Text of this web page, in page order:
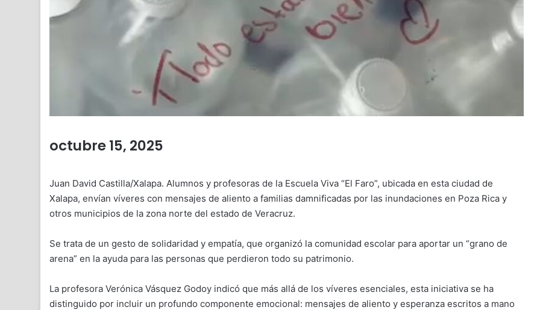
octubre 15, 2025
Juan David Castilla/Xalapa. Alumnos y profesoras de la Escuela Viva “El Faro”, ubicada en esta ciudad de
Xalapa, envían víveres con mensajes de aliento a familias damnificadas por las inundaciones en Poza Rica y
otros municipios de la zona norte del estado de Veracruz.
Se trata de un gesto de solidaridad y empatía, que organizó la comunidad escolar para aportar un “grano de
arena” en la ayuda para las personas que perdieron todo su patrimonio.
La profesora Verónica Vásquez Godoy indicó que más allá de los víveres esenciales, esta iniciativa se ha
distinguido por incluir un profundo componente emocional: mensajes de aliento y esperanza escritos a mano